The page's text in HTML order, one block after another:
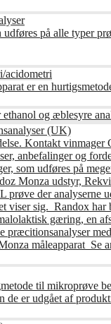
udføres på alle typer
acidometri
er en
og æblesyre
(UK)
Kontakt
anbefalinger og
som udføres på
Monza udstyr,
prøve der analyserne
viser sig. Randox
gæring, en
præcitionsanalyser
måleapparat
til mikroprøve
de er udgået af